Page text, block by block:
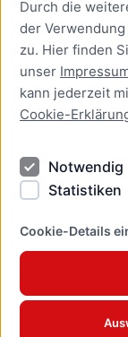
Durch die
der
zu. Hier finden
unser
kann jederzeit
Cookie-
Notwendig
Statistiken
Cookie-Details
Presse
Newsletter
Kontakt
Kontakt
Datenschutzhinweise
Barrierefreiheit
Cookie Erklärung
www.luebeck.de